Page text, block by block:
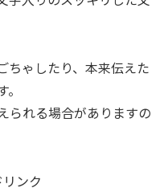
ちゃしたり、本来伝えた
られる場合がありますの
ンク